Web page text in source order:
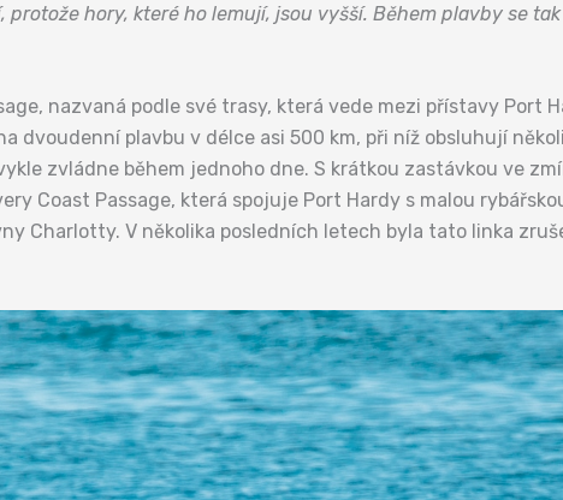
hory, které ho lemují, jsou vyšší. Během plavby se
nazvaná podle své trasy, která vede mezi přístavy Port
dvoudenní plavbu v délce asi 500 km, při níž obsluhují
zvládne během jednoho dne. S krátkou zastávkou ve
Coast Passage, která spojuje Port Hardy s malou
Charlotty. V několika posledních letech byla tato linka